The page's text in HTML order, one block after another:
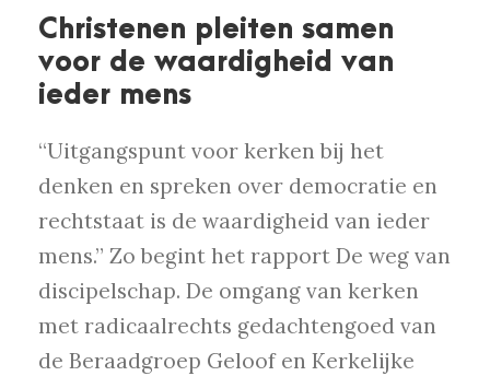
Christenen pleiten samen
voor de waardigheid van
ieder mens
“Uitgangspunt voor kerken bij het
denken en spreken over democratie en
rechtstaat is de waardigheid van ieder
mens.” Zo begint het rapport De weg van
discipelschap. De omgang van kerken
met radicaalrechts gedachtengoed van
de Beraadgroep Geloof en Kerkelijke